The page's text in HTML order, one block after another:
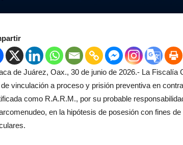
de Juárez, Oax., 30 de junio de 2026.- La
vinculación a proceso y prisión preventiva en
como R.A.R.M., por su probable
en la hipótesis de posesión con fines